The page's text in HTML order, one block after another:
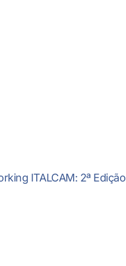
ITALCAM: 2ª Edição